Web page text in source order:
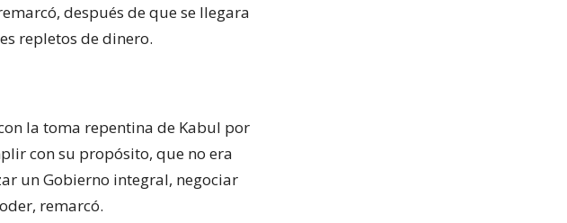
después de que se llegara
repletos de dinero.
la toma repentina de Kabul por
con su propósito, que no era
un Gobierno integral, negociar
remarcó.